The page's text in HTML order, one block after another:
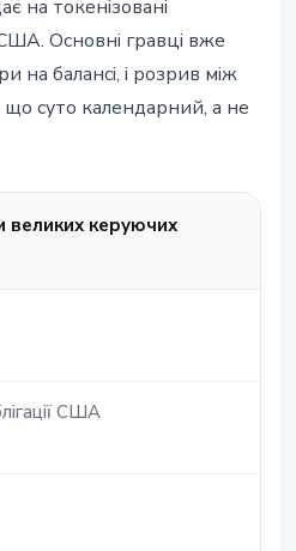
на токенізовані
США. Основні гравці вже
на балансі, і розрив між
суто календарний, а не
великих керуючих
США